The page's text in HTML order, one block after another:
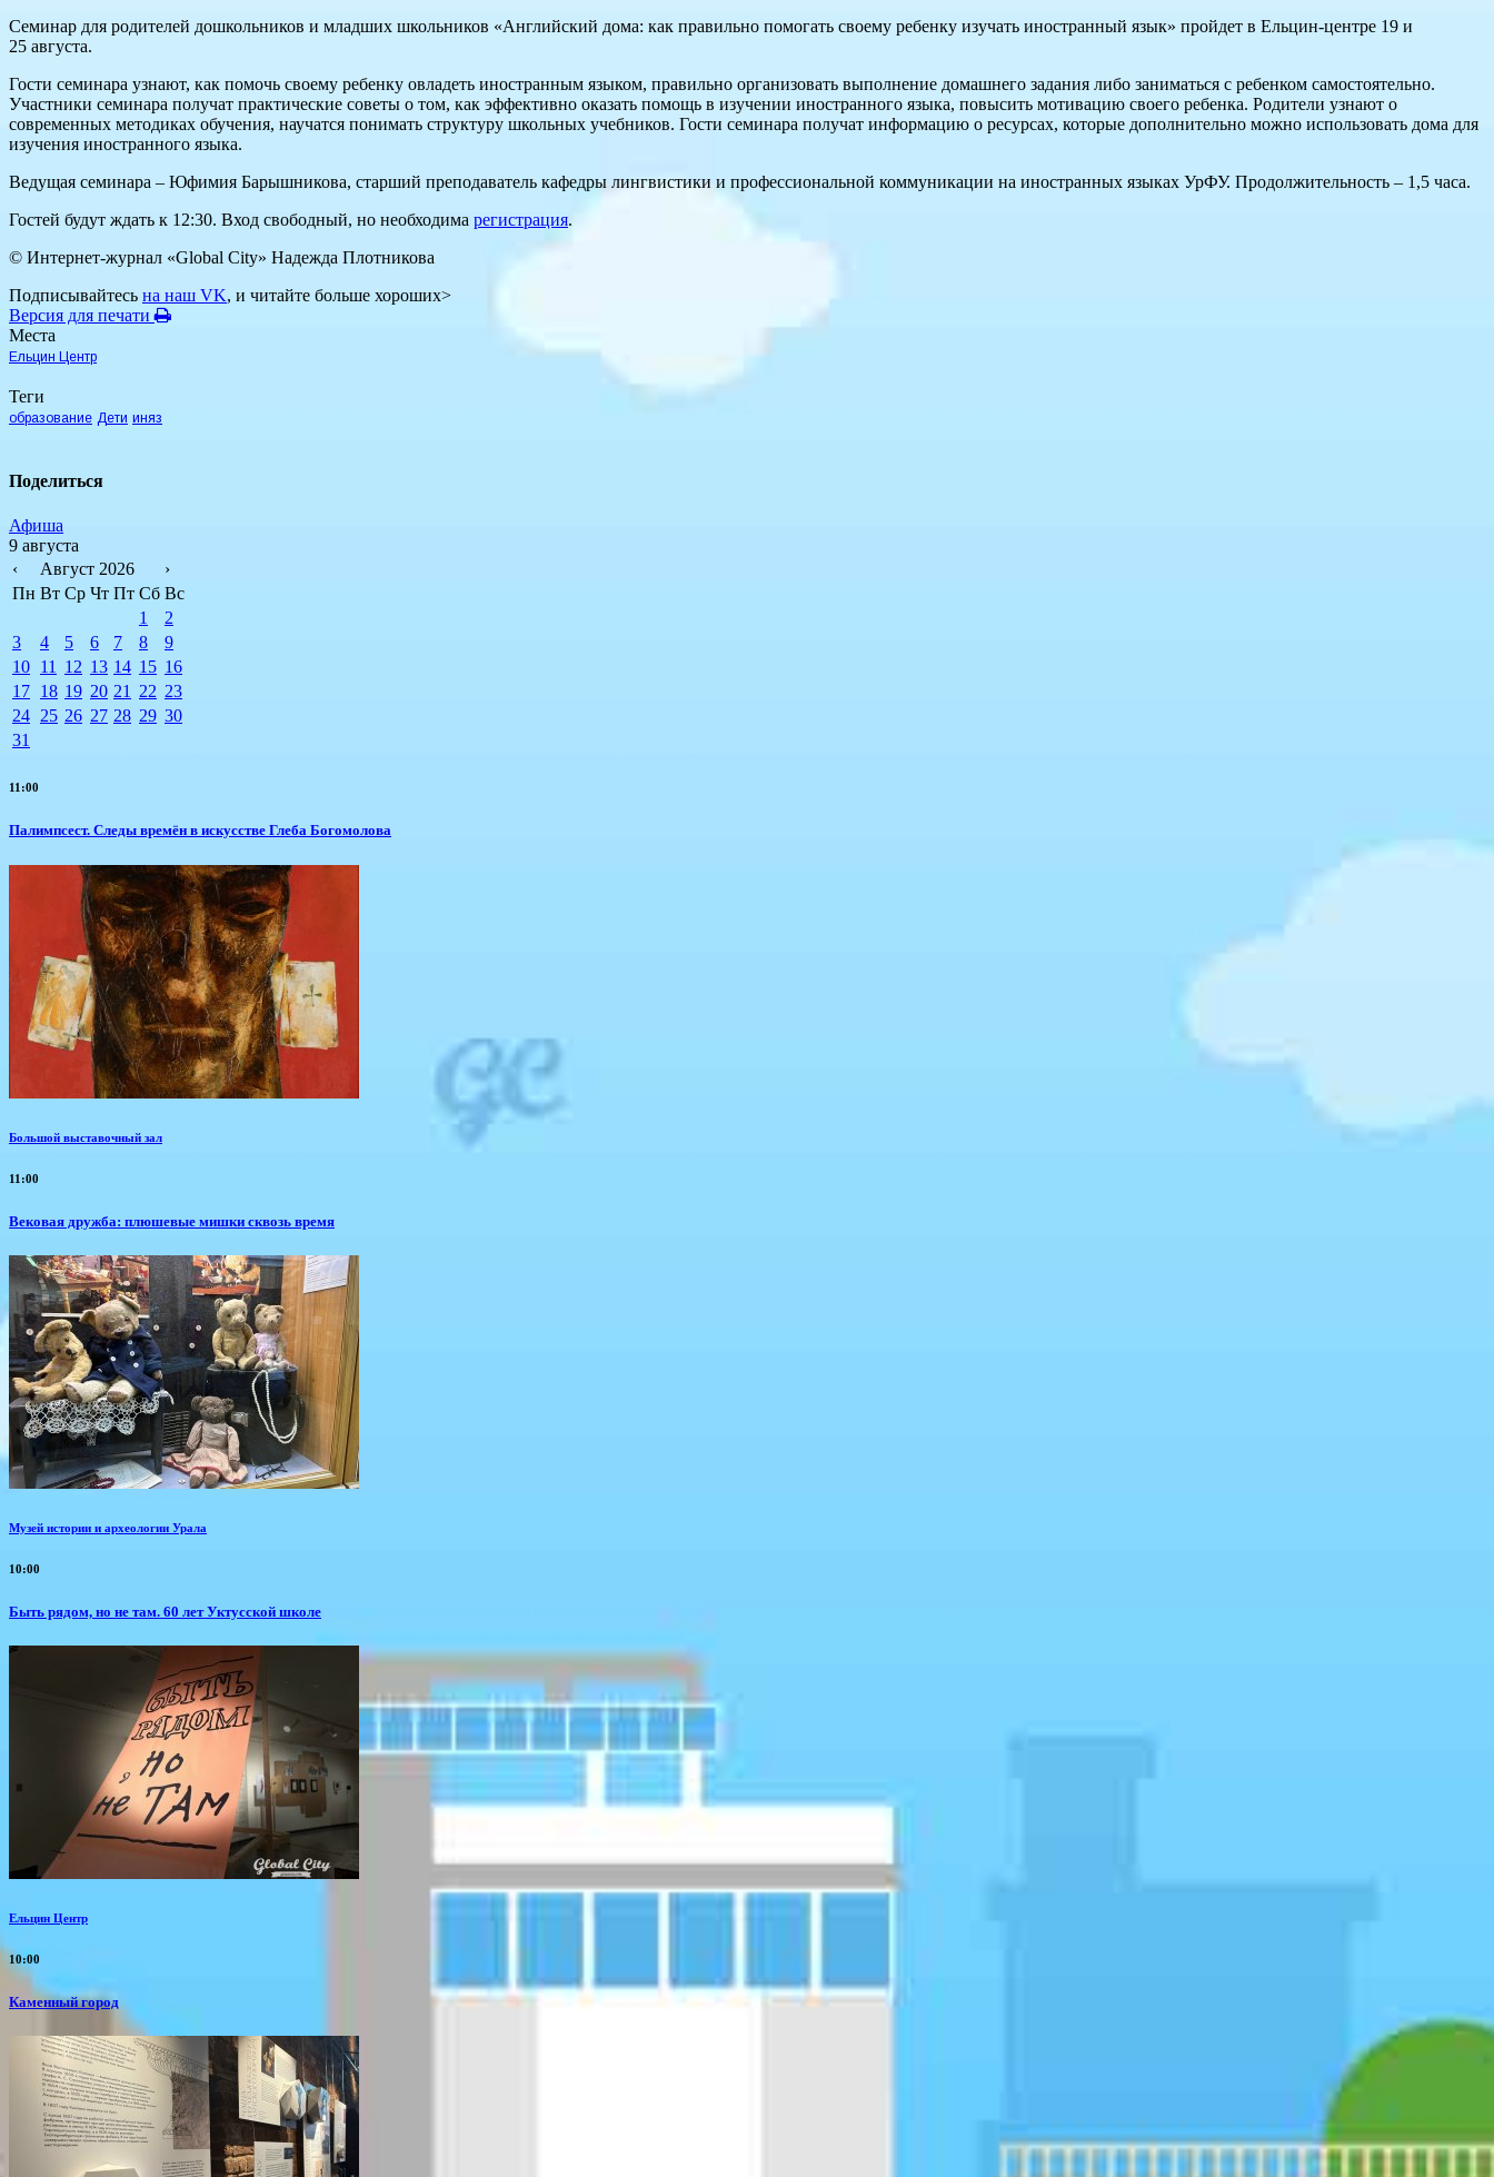
Семинар для родителей дошкольников и младших школьников «Английский дома: как правильно помогать своему ребенку изучать иностранный язык» пройдет в Ельцин-центре 19 и
25 августа.
Гости семинара узнают, как помочь своему ребенку овладеть иностранным языком, правильно организовать выполнение домашнего задания либо заниматься с ребенком самостоятельно.
Участники семинара получат практические советы о том, как эффективно оказать помощь в изучении иностранного языка, повысить мотивацию своего ребенка. Родители узнают о
современных методиках обучения, научатся понимать структуру школьных учебников. Гости семинара получат информацию о ресурсах, которые дополнительно можно использовать дома для
изучения иностранного языка.
Ведущая семинара – Юфимия Барышникова, старший преподаватель кафедры лингвистики и профессиональной коммуникации на иностранных языках УрФУ. Продолжительность – 1,5 часа.
Гостей будут ждать к 12:30. Вход свободный, но необходима регистрация.
© Интернет-журнал «Global City» Надежда Плотникова
Подписывайтесь на наш VK, и читайте больше хороших>
Версия для печати
Места
Ельцин Центр
Теги
образование Дети иняз
Поделиться
Афиша
9 августа
‹
Август 2026
›
Пн Вт Ср Чт Пт Сб Вс
1
2
3
4 5 6 7 8
9
10 11 12 13 14 15 16
17 18 19 20 21 22 23
24 25 26 27 28 29 30
31
11:00
Палимпсест. Следы времён в искусстве Глеба Богомолова
Большой выставочный зал
11:00
Вековая дружба: плюшевые мишки сквозь время
Музей истории и археологии Урала
10:00
Быть рядом, но не там. 60 лет Уктусской школе
Ельцин Центр
10:00
Каменный город